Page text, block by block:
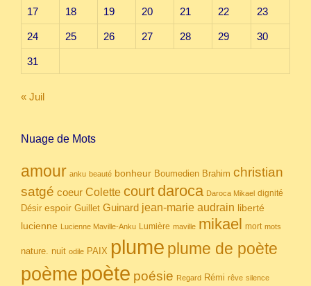
17 18 19 20 21 22 23
24 25 26 27 28 29 30
31
« Juil
Nuage de Mots
amour anku beauté bonheur Boumedien Brahim christian
satgé coeur Colette court daroca Daroca Mikael dignité
Désir espoir Guillet Guinard jean-marie audrain liberté
lucienne Lucienne Maville-Anku Lumière maville mikael mort mots
nature. nuit odile PAIX plume plume de poète
poème poète poésie Regard Rémi rêve silence